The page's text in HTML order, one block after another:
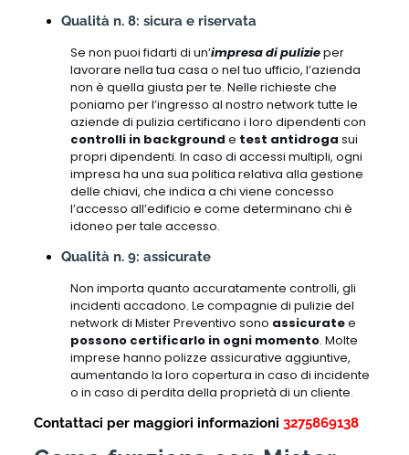
Qualità n. 8: sicura e riservata
Se non puoi fidarti di un’impresa di pulizieper
lavorare nella tua casa o nel tuo ufficio, l’azienda
non è quella giusta per te. Nelle richieste che
poniamo per l’ingresso al nostro network tutte le
aziende di pulizia certificano i loro dipendenti con
controlli in background e test antidroga sui
propri dipendenti. In caso di accessi multipli, ogni
impresa ha una sua politica relativa alla gestione
delle chiavi, che indica a chi viene concesso
l’accesso all’edificio e come determinano chi è
idoneo per tale accesso.
Qualità n. 9: assicurate
Non importa quanto accuratamente controlli, gli
incidenti accadono. Le compagnie di pulizie del
network di Mister Preventivo sono assicuratee
possono certificarlo in ogni momento. Molte
imprese hanno polizze assicurative aggiuntive,
aumentando la loro copertura in caso di incidente
o in caso di perdita della proprietà di un cliente.
Contattaci per maggiori informazioni 3275869138